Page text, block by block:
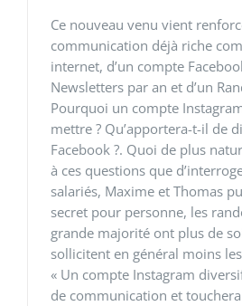
Ce nouveau venu vient
communication déjà riche
internet, d’un compte
Newsletters par an et d’un
Pourquoi un compte
mettre ? Qu’apportera-t-il de
Facebook ?. Quoi de plus
à ces questions que
salariés, Maxime et Thomas
secret pour personne, les
grande majorité ont plus de
sollicitent en général moins
« Un compte Instagram
de communication et